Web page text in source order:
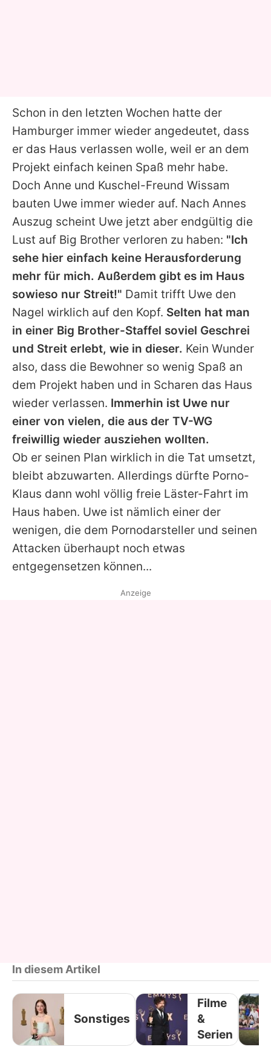
Schon in den letzten Wochen hatte der
Hamburger immer wieder angedeutet, dass
er das Haus verlassen wolle, weil er an dem
Projekt einfach keinen Spaß mehr habe.
Doch Anne und Kuschel-Freund Wissam
bauten Uwe immer wieder auf. Nach Annes
Auszug scheint Uwe jetzt aber endgültig die
Lust auf Big Brother verloren zu haben: "Ich
sehe hier einfach keine Herausforderung
mehr für mich. Außerdem gibt es im Haus
sowieso nur Streit!" Damit trifft Uwe den
Nagel wirklich auf den Kopf. Selten hat man
in einer Big Brother-Staffel soviel Geschrei
und Streit erlebt, wie in dieser. Kein Wunder
also, dass die Bewohner so wenig Spaß an
dem Projekt haben und in Scharen das Haus
wieder verlassen. Immerhin ist Uwe nur
einer von vielen, die aus der TV-WG
freiwillig wieder ausziehen wollten.
Ob er seinen Plan wirklich in die Tat umsetzt,
bleibt abzuwarten. Allerdings dürfte Porno-
Klaus dann wohl völlig freie Läster-Fahrt im
Haus haben. Uwe ist nämlich einer der
wenigen, die dem Pornodarsteller und seinen
Attacken überhaupt noch etwas
entgegensetzen können...
Anzeige
In diesem Artikel
Sonstiges
Filme
&
Serien